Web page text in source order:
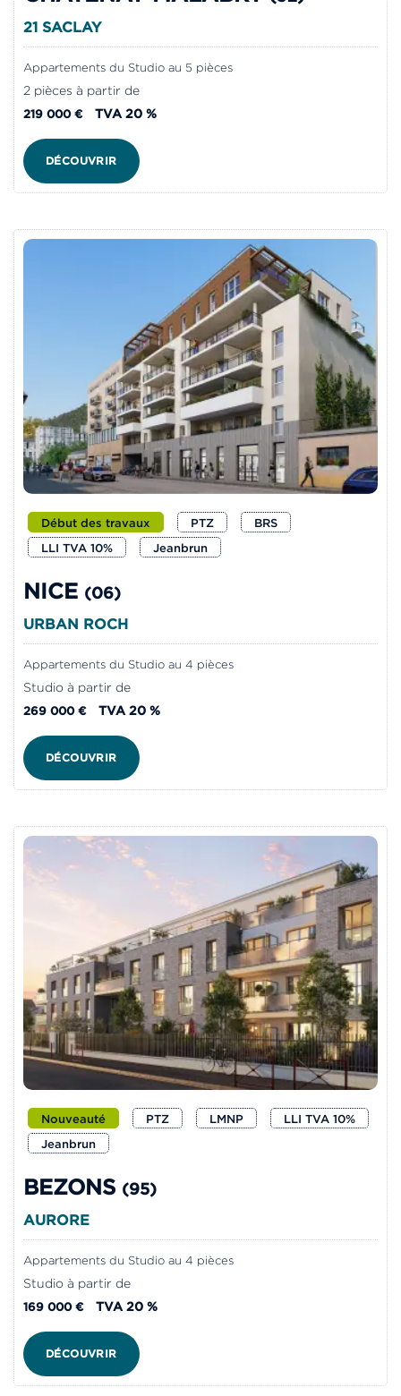
21 SACLAY
Appartements du Studio au 5 pièces
2 pièces à partir de
219 000 € TVA 20 %
DÉCOUVRIR
Début des travaux PTZ
BRS
LLI TVA 10%
Jeanbrun
NICE (06)
URBAN ROCH
Appartements du Studio au 4 pièces
Studio à partir de
269 000 € TVA 20 %
DÉCOUVRIR
Nouveauté PTZ LMNP
LLI TVA 10%
Jeanbrun
BEZONS (95)
AURORE
Appartements du Studio au 4 pièces
Studio à partir de
169 000 € TVA 20 %
DÉCOUVRIR